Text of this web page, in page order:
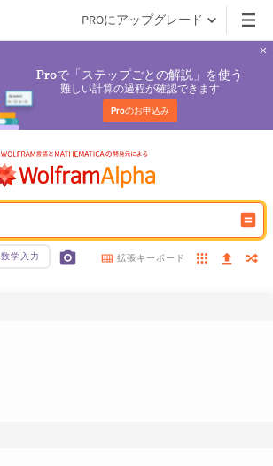
PROにアップグレード
Proで「ステップごとの解説」を使う
難しい計算の過程が確認できます
Proのお申込み
数学入力 拡張キーボード